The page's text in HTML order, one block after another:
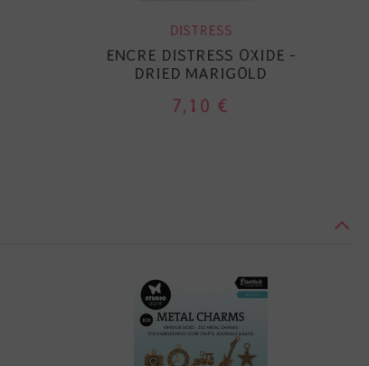
DISTRESS
ENCRE DISTRESS OXIDE -
DRIED MARIGOLD
7,10 €